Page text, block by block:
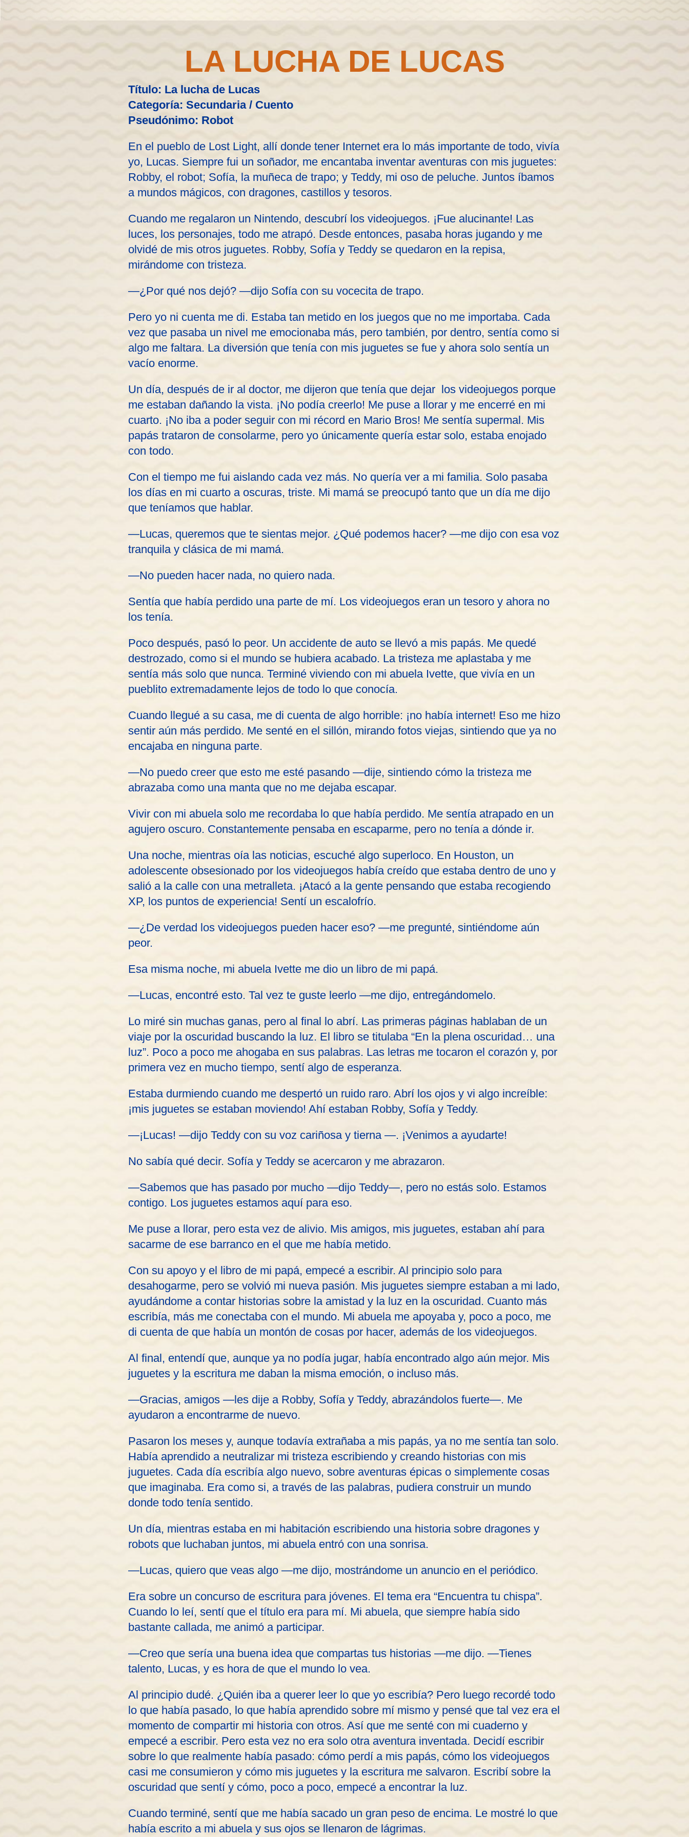
LA LUCHA DE LUCAS
Título: La lucha de Lucas
Categoría: Secundaria / Cuento
Pseudónimo: Robot
En el pueblo de Lost Light, allí donde tener Internet era lo más importante de todo, vivía
yo, Lucas. Siempre fui un soñador, me encantaba inventar aventuras con mis juguetes:
Robby, el robot; Sofía, la muñeca de trapo; y Teddy, mi oso de peluche. Juntos íbamos
a mundos mágicos, con dragones, castillos y tesoros.
Cuando me regalaron un Nintendo, descubrí los videojuegos. ¡Fue alucinante! Las
luces, los personajes, todo me atrapó. Desde entonces, pasaba horas jugando y me
olvidé de mis otros juguetes. Robby, Sofía y Teddy se quedaron en la repisa,
mirándome con tristeza.
—¿Por qué nos dejó? —dijo Sofía con su vocecita de trapo.
Pero yo ni cuenta me di. Estaba tan metido en los juegos que no me importaba. Cada
vez que pasaba un nivel me emocionaba más, pero también, por dentro, sentía como si
algo me faltara. La diversión que tenía con mis juguetes se fue y ahora solo sentía un
vacío enorme.
Un día, después de ir al doctor, me dijeron que tenía que dejar los videojuegos porque
me estaban dañando la vista. ¡No podía creerlo! Me puse a llorar y me encerré en mi
cuarto. ¡No iba a poder seguir con mi récord en Mario Bros! Me sentía supermal. Mis
papás trataron de consolarme, pero yo únicamente quería estar solo, estaba enojado
con todo.
Con el tiempo me fui aislando cada vez más. No quería ver a mi familia. Solo pasaba
los días en mi cuarto a oscuras, triste. Mi mamá se preocupó tanto que un día me dijo
que teníamos que hablar.
—Lucas, queremos que te sientas mejor. ¿Qué podemos hacer? —me dijo con esa voz
tranquila y clásica de mi mamá.
—No pueden hacer nada, no quiero nada.
Sentía que había perdido una parte de mí. Los videojuegos eran un tesoro y ahora no
los tenía.
Poco después, pasó lo peor. Un accidente de auto se llevó a mis papás. Me quedé
destrozado, como si el mundo se hubiera acabado. La tristeza me aplastaba y me
sentía más solo que nunca. Terminé viviendo con mi abuela Ivette, que vivía en un
pueblito extremadamente lejos de todo lo que conocía.
Cuando llegué a su casa, me di cuenta de algo horrible: ¡no había internet! Eso me hizo
sentir aún más perdido. Me senté en el sillón, mirando fotos viejas, sintiendo que ya no
encajaba en ninguna parte.
—No puedo creer que esto me esté pasando —dije, sintiendo cómo la tristeza me
abrazaba como una manta que no me dejaba escapar.
Vivir con mi abuela solo me recordaba lo que había perdido. Me sentía atrapado en un
agujero oscuro. Constantemente pensaba en escaparme, pero no tenía a dónde ir.
Una noche, mientras oía las noticias, escuché algo superloco. En Houston, un
adolescente obsesionado por los videojuegos había creído que estaba dentro de uno y
salió a la calle con una metralleta. ¡Atacó a la gente pensando que estaba recogiendo
XP, los puntos de experiencia! Sentí un escalofrío.
—¿De verdad los videojuegos pueden hacer eso? —me pregunté, sintiéndome aún
peor.
Esa misma noche, mi abuela Ivette me dio un libro de mi papá.
—Lucas, encontré esto. Tal vez te guste leerlo —me dijo, entregándomelo.
Lo miré sin muchas ganas, pero al final lo abrí. Las primeras páginas hablaban de un
viaje por la oscuridad buscando la luz. El libro se titulaba “En la plena oscuridad… una
luz”. Poco a poco me ahogaba en sus palabras. Las letras me tocaron el corazón y, por
primera vez en mucho tiempo, sentí algo de esperanza.
Estaba durmiendo cuando me despertó un ruido raro. Abrí los ojos y vi algo increíble:
¡mis juguetes se estaban moviendo! Ahí estaban Robby, Sofía y Teddy.
—¡Lucas! —dijo Teddy con su voz cariñosa y tierna —. ¡Venimos a ayudarte!
No sabía qué decir. Sofía y Teddy se acercaron y me abrazaron.
—Sabemos que has pasado por mucho —dijo Teddy—, pero no estás solo. Estamos
contigo. Los juguetes estamos aquí para eso.
Me puse a llorar, pero esta vez de alivio. Mis amigos, mis juguetes, estaban ahí para
sacarme de ese barranco en el que me había metido.
Con su apoyo y el libro de mi papá, empecé a escribir. Al principio solo para
desahogarme, pero se volvió mi nueva pasión. Mis juguetes siempre estaban a mi lado,
ayudándome a contar historias sobre la amistad y la luz en la oscuridad. Cuanto más
escribía, más me conectaba con el mundo. Mi abuela me apoyaba y, poco a poco, me
di cuenta de que había un montón de cosas por hacer, además de los videojuegos.
Al final, entendí que, aunque ya no podía jugar, había encontrado algo aún mejor. Mis
juguetes y la escritura me daban la misma emoción, o incluso más.
—Gracias, amigos —les dije a Robby, Sofía y Teddy, abrazándolos fuerte—. Me
ayudaron a encontrarme de nuevo.
Pasaron los meses y, aunque todavía extrañaba a mis papás, ya no me sentía tan solo.
Había aprendido a neutralizar mi tristeza escribiendo y creando historias con mis
juguetes. Cada día escribía algo nuevo, sobre aventuras épicas o simplemente cosas
que imaginaba. Era como si, a través de las palabras, pudiera construir un mundo
donde todo tenía sentido.
Un día, mientras estaba en mi habitación escribiendo una historia sobre dragones y
robots que luchaban juntos, mi abuela entró con una sonrisa.
—Lucas, quiero que veas algo —me dijo, mostrándome un anuncio en el periódico.
Era sobre un concurso de escritura para jóvenes. El tema era “Encuentra tu chispa”.
Cuando lo leí, sentí que el título era para mí. Mi abuela, que siempre había sido
bastante callada, me animó a participar.
—Creo que sería una buena idea que compartas tus historias —me dijo. —Tienes
talento, Lucas, y es hora de que el mundo lo vea.
Al principio dudé. ¿Quién iba a querer leer lo que yo escribía? Pero luego recordé todo
lo que había pasado, lo que había aprendido sobre mí mismo y pensé que tal vez era el
momento de compartir mi historia con otros. Así que me senté con mi cuaderno y
empecé a escribir. Pero esta vez no era solo otra aventura inventada. Decidí escribir
sobre lo que realmente había pasado: cómo perdí a mis papás, cómo los videojuegos
casi me consumieron y cómo mis juguetes y la escritura me salvaron. Escribí sobre la
oscuridad que sentí y cómo, poco a poco, empecé a encontrar la luz.
Cuando terminé, sentí que me había sacado un gran peso de encima. Le mostré lo que
había escrito a mi abuela y sus ojos se llenaron de lágrimas.